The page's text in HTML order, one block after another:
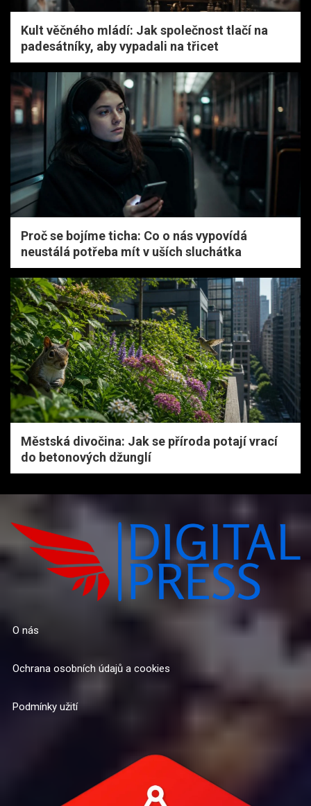
Kult věčného mládí: Jak společnost tlačí na
padesátníky, aby vypadali na třicet
Proč se bojíme ticha: Co o nás vypovídá
neustálá potřeba mít v uších sluchátka
Městská divočina: Jak se příroda potají vrací
do betonových džunglí
O nás
Ochrana osobních údajů a cookies
Podmínky užití